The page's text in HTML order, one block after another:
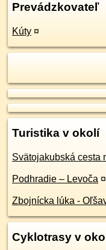
Prevádzkovateľ
Kúty ¤
Turistika v okolí
Svätojakubská cesta
Podhradie – Levoča ¤
Zbojnícka lúka -
Cyklotrasy v